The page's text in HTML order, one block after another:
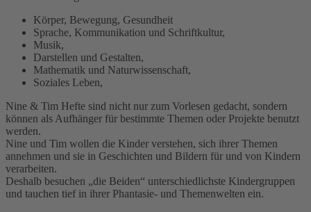
Körper, Bewegung, Gesundheit
Sprache, Kommunikation und Schriftkultur,
Musik,
Darstellen und Gestalten,
Mathematik und Naturwissenschaft,
Soziales Leben,
Nine & Tim Hefte sind nicht nur zum Vorlesen gedacht, sondern
können als Aufhänger für bestimmte Themen oder Projekte benutzt
werden.
Nine und Tim wollen die Kinder verstehen, sich ihrer Themen
annehmen und sie in Geschichten und Bildern für und von Kindern
verarbeiten.
Deshalb besuchen „die Beiden“ unterschiedlichste Kindergruppen
und tauchen tief in ihrer Phantasie- und Themenwelten ein.